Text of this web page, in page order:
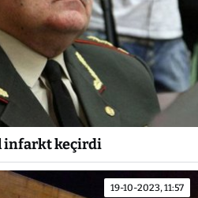
infarkt keçirdi
19-10-2023, 11:57